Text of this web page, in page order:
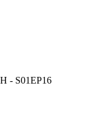
- S01EP16